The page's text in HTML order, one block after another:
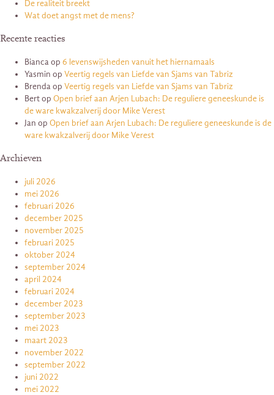
De realiteit breekt
Wat doet angst met de mens?
Recente reacties
Biancaop 6 levenswijsheden vanuit het hiernamaals
Yasmin op Veertig regels van Liefde van Sjams van Tabriz
Brendaop Veertig regels van Liefde van Sjams van Tabriz
Bertop Open brief aan Arjen Lubach: De reguliere geneeskunde is
de ware kwakzalverij door Mike Verest
Jan op Open brief aan Arjen Lubach: De reguliere geneeskunde is de
ware kwakzalverij door Mike Verest
Archieven
juli 2026
mei 2026
februari 2026
december 2025
november 2025
februari 2025
oktober 2024
september 2024
april 2024
februari 2024
december 2023
september 2023
mei 2023
maart 2023
november 2022
september 2022
juni 2022
mei 2022